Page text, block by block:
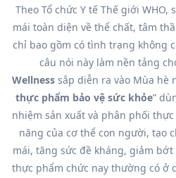
Theo Tổ chức Y tế Thế giới
mái toàn diện về thể chất, tâm
chỉ bao gồm có tình trạng không
câu nói này làm nền tảng
Wellness sắp diễn ra vào Mùa hè
thực phẩm bảo vệ sức khỏe”
nhiệm sản xuất và phân phối
năng của cơ thể con người, tạo
mái, tăng sức đề kháng, giảm
thực phẩm chức nay thường có ở